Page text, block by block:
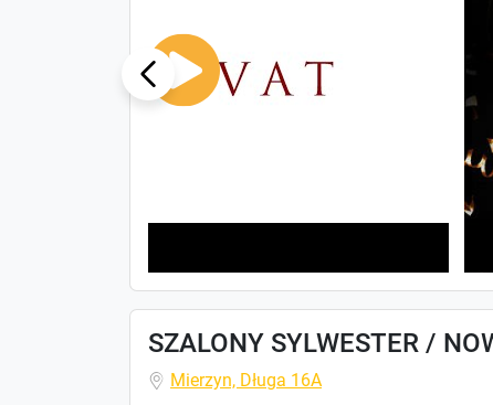
Previ
ous
SZALONY SYLWESTER /
Mierzyn, Długa 16A